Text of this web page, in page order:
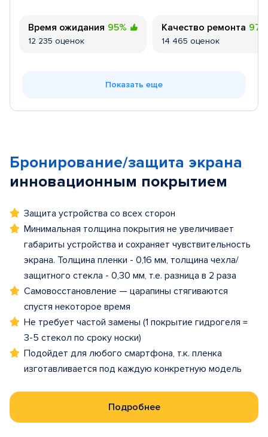
Время ожидания 95%
12 235 оценок
Качество ремонта 97%
14 465 оценок
Показать еще
Бронирование/защита экрана
инновационным покрытием
Защита устройства со всех сторон
Минимальная толщина покрытия не увеличивает
габариты устройства и сохраняет чувствительность
экрана. Толщина пленки - 0,16 мм, толщина чехла/
защитного стекла - 0,30 мм, т.е. разница в 2 раза
Самовосстановление — царапины стягиваются
спустя некоторое время
Не требует частой замены (1 покрытие гидрогеля =
3-5 стекол по сроку носки)
Подойдет для любого смартфона, т.к. пленка
изготавливается под каждую конкретную модель
Подробнее